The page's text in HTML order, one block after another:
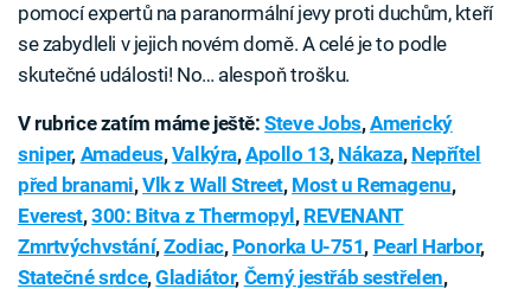
pomocí expertů na paranormální jevy proti duchům, kteří
se zabydleli v jejich novém domě. A celé je to podle
skutečné události! No… alespoň trošku.
V rubrice zatím máme ještě:Steve Jobs,Americký
sniper, Amadeus,Valkýra,Apollo 13, Nákaza, Nepřítel
před branami,Vlk z Wall Street, Most u Remagenu,
Everest,300: Bitva z Thermopyl , REVENANT
Zmrtvýchvstání,Zodiac, Ponorka U-751, Pearl Harbor,
Statečné srdce,Gladiátor, Černý jestřáb sestřelen,